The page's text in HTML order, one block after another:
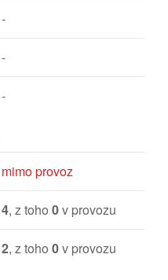
-
-
-
mimo provoz
4, z toho 0v provozu
2, z toho 0v provozu